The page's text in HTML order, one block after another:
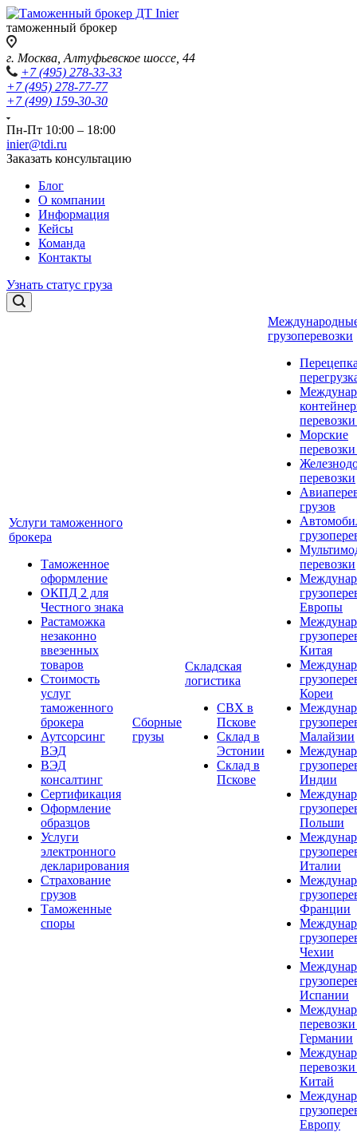
таможенный брокер
г. Москва, Алтуфьевское шоссе, 44
+7 (495) 278-33-33
+7 (495) 278-77-77
+7 (499) 159-30-30
Пн-Пт 10:00 – 18:00
inier@tdi.ru
Заказать консультацию
Блог
О компании
Информация
Кейсы
Команда
Контакты
Узнать статус груза
Услуги таможенного
брокера
Таможенное
оформление
ОКПД 2 для
Честного знака
Растаможка
незаконно
ввезенных
товаров
Стоимость
услуг
таможенного
брокера
Аутсорсинг
ВЭД
ВЭД
консалтинг
Сертификация
Оформление
образцов
Услуги
электронного
декларирования
Страхование
грузов
Таможенные
споры
Сборные
грузы
Складская
логистика
СВХ в
Пскове
Склад в
Эстонии
Склад в
Пскове
грузоперевозки
Морские
перевозки
грузов
перевозки
Европы
Китая
Кореи
Малайзии
Индии
Польши
Италии
Франции
Чехии
Испании
Германии
Китай
Европу